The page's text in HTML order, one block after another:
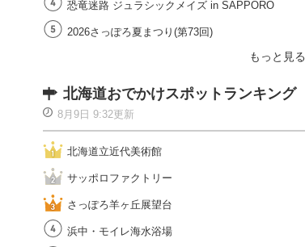
恐竜迷路 ジュラシックメイズ in SAPPORO
2026さっぽろ夏まつり(第73回)
もっと見る
北海道おでかけスポットランキング
8月9日 9:32更新
北海道立近代美術館
サッポロファクトリー
さっぽろ羊ヶ丘展望台
浜中・モイレ海水浴場